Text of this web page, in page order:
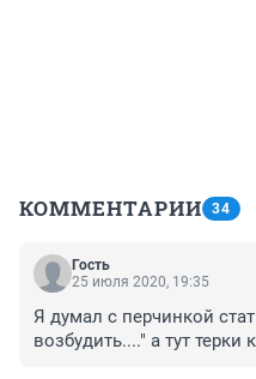
КОММЕНТАРИИ 34
Гость
25 июля 2020, 19:35
Я думал с перчинкой
возбудить...." а тут терки